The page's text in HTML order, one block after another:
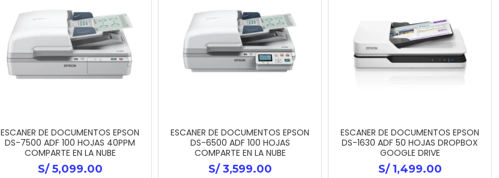
ESCANER DE DOCUMENTOS EPSON
DS-7500 ADF 100 HOJAS 40PPM
COMPARTE EN LA NUBE
S/5,099.00
ESCANER DE DOCUMENTOS EPSON
DS-6500 ADF 100 HOJAS
COMPARTE EN LA NUBE
S/3,599.00
ESCANER DE DOCUMENTOS EPSON
DS-1630 ADF 50 HOJAS DROPBOX
GOOGLE DRIVE
S/1,499.00